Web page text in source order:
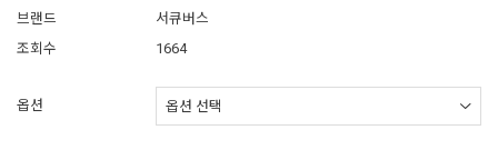
브랜드
서큐버스
조회수
1664
옵션